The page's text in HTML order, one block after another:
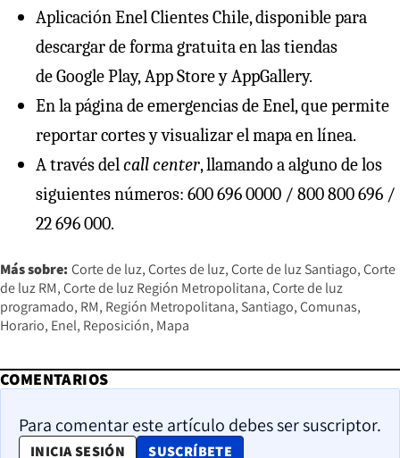
Aplicación Enel Clientes Chile, disponible para
descargar de forma gratuita en las tiendas
deGoogle Play,App StoreyAppGallery.
En la página deemergencias de Enel, que permite
reportar cortes y visualizar el mapa en línea.
A través delcall center, llamando a alguno de los
siguientes números: 600 696 0000 / 800 800 696 /
22 696 000.
Más sobre: Corte de luz Cortes de luz Corte de luz Santiago Corte
de luz RM Corte de luz Región Metropolitana Corte de luz
programado RM Región Metropolitana Santiago Comunas
Horario Enel Reposición Mapa
COMENTARIOS
Para comentar este artículo debes ser suscriptor.
INICIA SESIÓN SUSCRÍBETE
OPENS IN NEW WINDOW